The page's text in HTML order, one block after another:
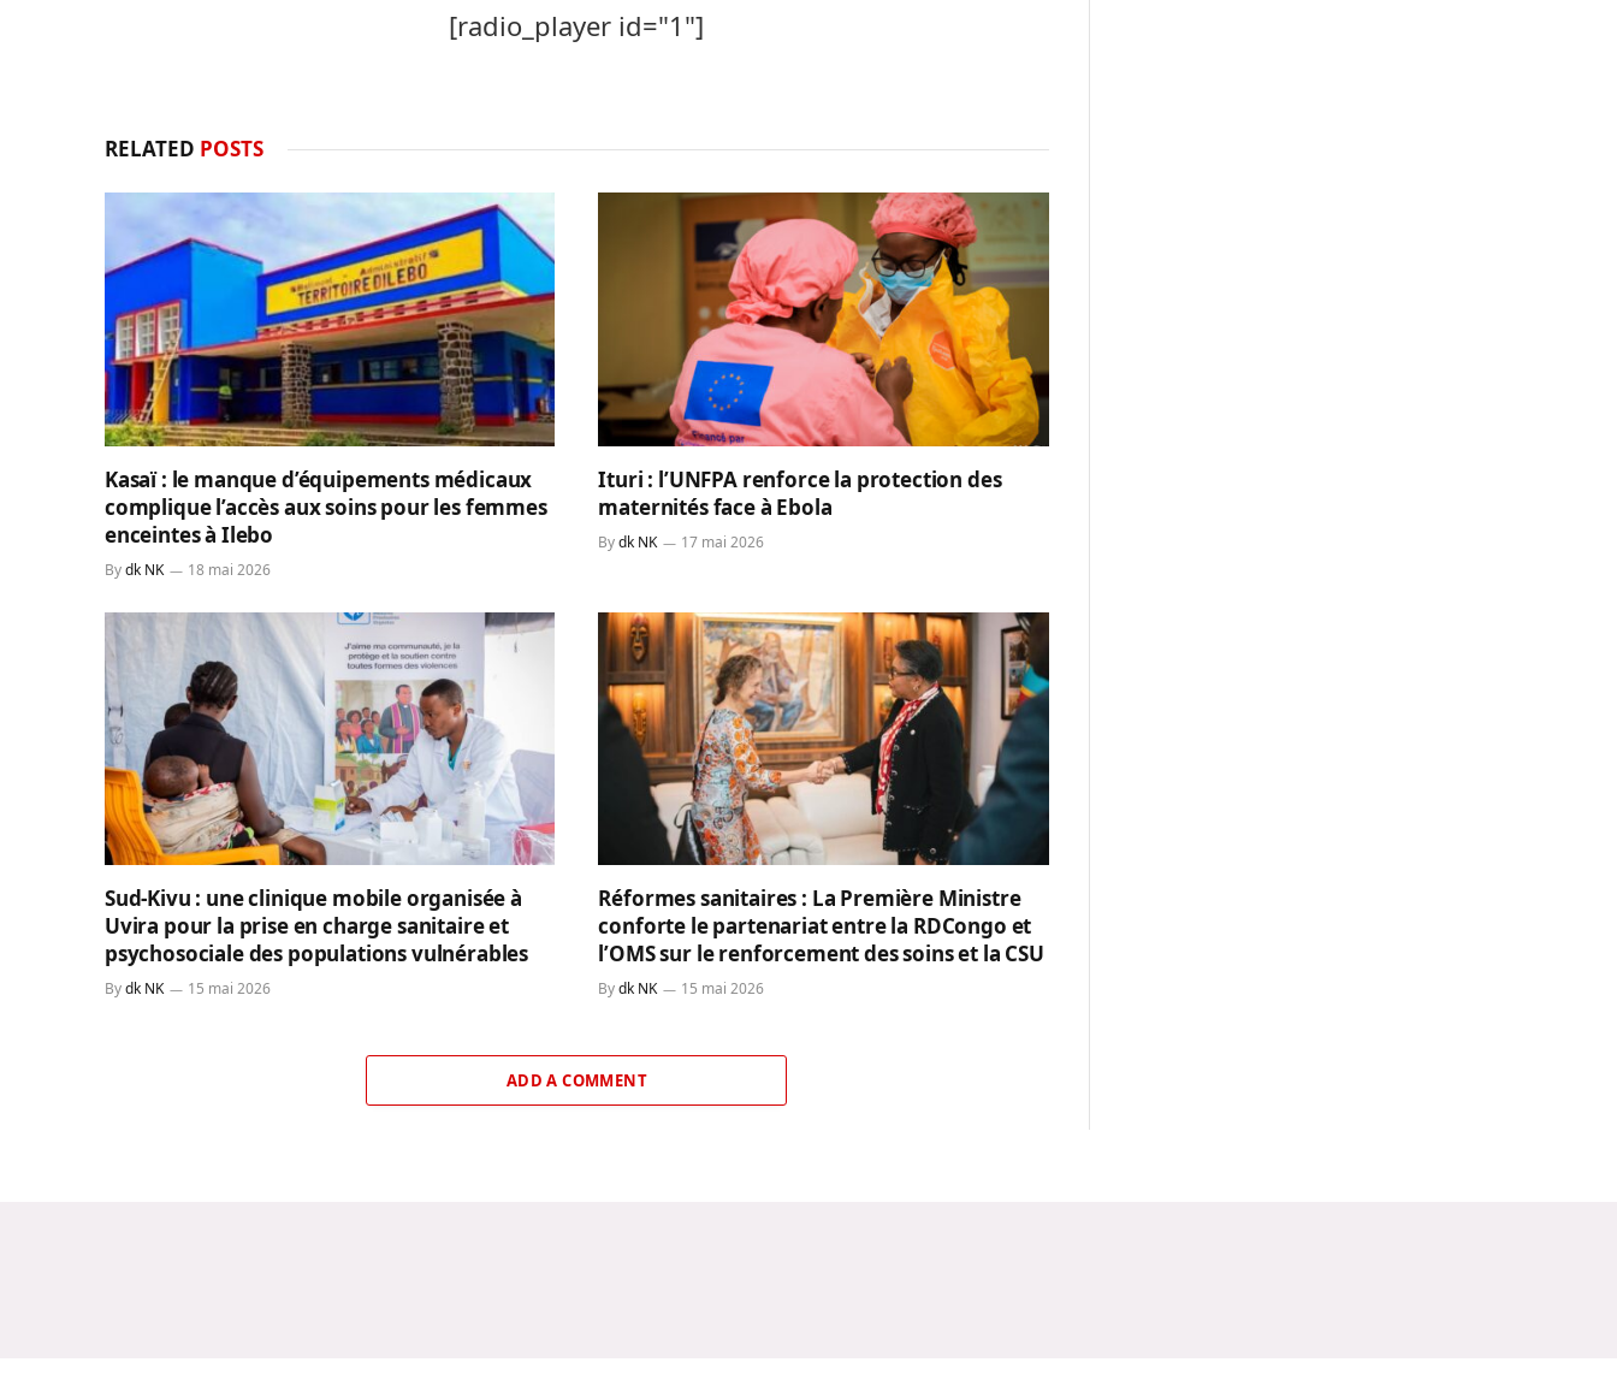
[radio_player id="1"]
RELATED POSTS
Kasaï : le manque d’équipements médicaux
complique l’accès aux soins pour les femmes
enceintes à Ilebo
Bydk NK 18 mai 2026
Ituri : l’UNFPA renforce la protection des
maternités face à Ebola
By dk NK 17 mai 2026
Sud-Kivu : une clinique mobile organisée à
Uvira pour la prise en charge sanitaire et
psychosociale des populations vulnérables
Bydk NK 15 mai 2026
Réformes sanitaires : La Première Ministre
conforte le partenariat entre la RDCongo et
l’OMS sur le renforcement des soins et la CSU
By dk NK 15 mai 2026
ADD A COMMENT